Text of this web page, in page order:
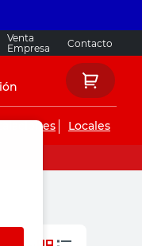
Venta
Empresa
Contacto
Locales